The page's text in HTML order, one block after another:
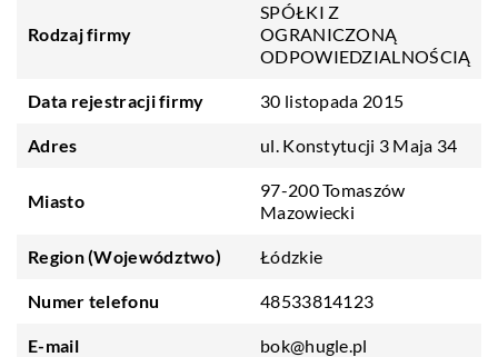
Rodzaj firmy
SPÓŁKI Z
OGRANICZONĄ
ODPOWIEDZIALNOŚCIĄ
Data rejestracji firmy 30 listopada 2015
Adres ul. Konstytucji 3 Maja 34
Miasto
97-200 Tomaszów
Mazowiecki
Region (Województwo) Łódzkie
Numer telefonu 48533814123
E-mail bok@hugle.pl